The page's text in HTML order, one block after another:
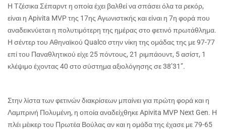
Η Τζέσικα Σέπαρντ η οποία έχει βαλθεί να σπάσει όλα τα ρεκόρ,
είναι η Apivita MVP της 17ης Αγωνιστικής και είναι η 7η φορά που
αναδεικνύεται η πολυτιμότερη της ημέρας στο φετινό πρωτάθλημα.
Η σέντερ του Αθηναϊκού Qualco στην νίκη της ομάδας της με 97-77
επί του Παναθλητικού είχε 25 πόντους, 21 ριμπάουντ, 5 ασίστ, 1
κλέψιμο έχοντας 40 στο σύστημα αξιολόγησης σε 38’31’’.
Στην λίστα των φετινών διακρίσεων μπαίνει για πρώτη φορά και η
Λαμπρινή Πολυμένη, η οποία αναδείχθηκε Apivita MVP Νext Gen. Η
πλέι μέικερ του Πρωτέα Βούλας αν και η ομάδα της έχασε με 79-65